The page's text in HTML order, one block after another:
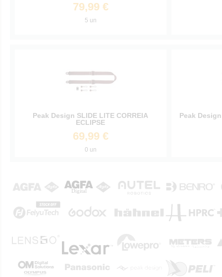
79,99 €
5 un
Peak Design SLIDE LITE CORREIA
ECLIPSE
69,99 €
0 un
Peak